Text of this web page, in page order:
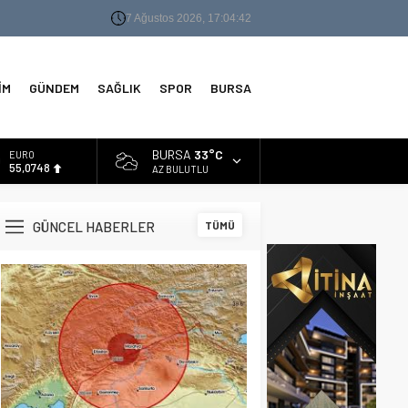
7 Ağustos 2026, 17:04:43
GÜNDEM SAĞLIK SPOR BURSA
ALTIN
6.623,43
EURO
55,0748
BURSA 33°C
AZ BULUTLU
GÜNCEL HABERLER TÜMÜ